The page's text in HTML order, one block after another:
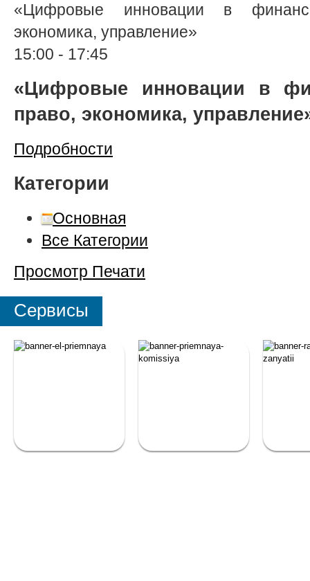
«Цифровые инновации в
экономика, управление»
15:00 - 17:45
«Цифровые инновации в
право, экономика,
Подробности
Категории
Основная
Все Категории
Просмотр Печати
Сервисы